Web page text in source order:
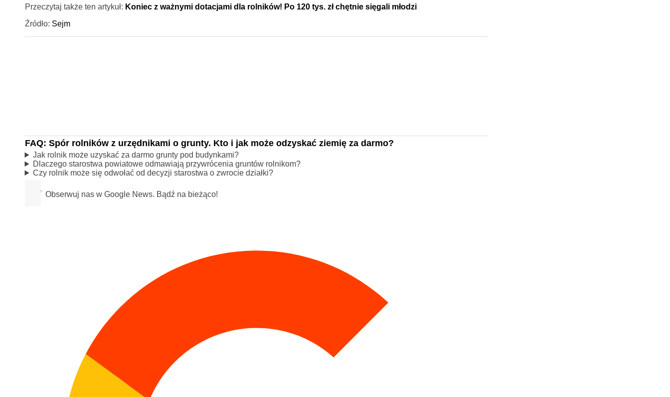
Przeczytaj także ten artykuł: Koniec z ważnymi dotacjami dla rolników! Po 120 tys. zł chętnie sięgali młodzi
Źródło: Sejm
FAQ: Spór rolników z urzędnikami o grunty. Kto i jak może odzyskać ziemię za darmo?
Jak rolnik może uzyskać za darmo grunty pod budynkami?
Dlaczego starostwa powiatowe odmawiają przywrócenia gruntów rolnikom?
Czy rolnik może się odwołać od decyzji starostwa o zwrocie działki?
Obserwuj nas w Google News. Bądź na bieżąco!